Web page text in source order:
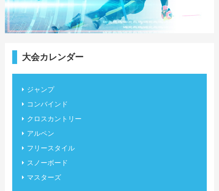
大会カレンダー
ジャンプ
コンバインド
クロスカントリー
アルペン
フリースタイル
スノーボード
マスターズ